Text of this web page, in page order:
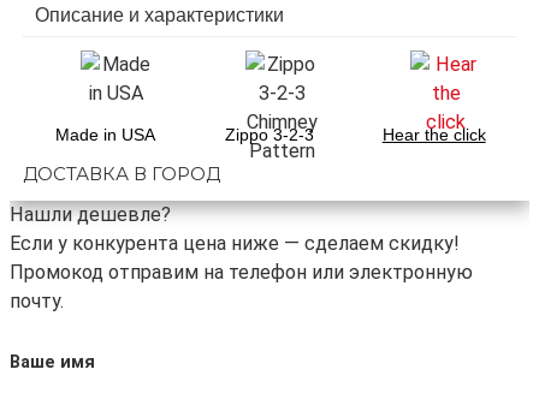
Описание и характеристики
Made in USA Zippo 3-2-3 Hear the click
ДОСТАВКА В ГОРОД
Нашли дешевле?
Если у конкурента цена ниже — сделаем скидку!
Промокод отправим на телефон или электронную
почту.
Ваше имя